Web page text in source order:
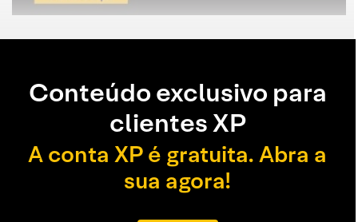
Conteúdo exclusivo para
clientes XP
A conta XP é gratuita. Abra a
sua agora!